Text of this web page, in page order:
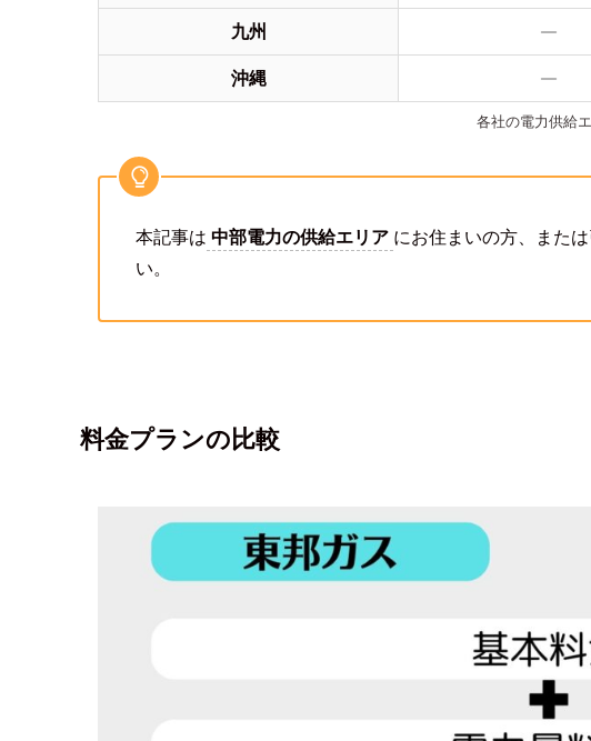
九州
沖縄
各社の電力供給
本記事は 中部電力の供給エリア にお住まいの方、また
い。
料金プランの比較